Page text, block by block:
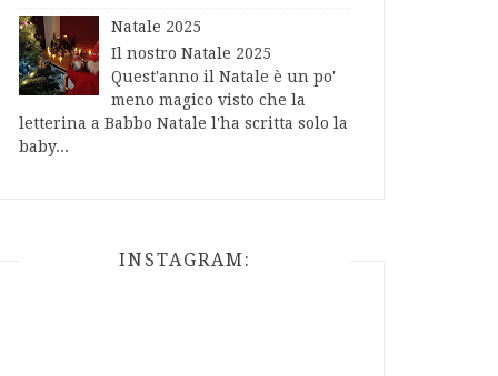
Natale 2025
Il nostro Natale 2025
Quest'anno il Natale è un po'
meno magico visto che la
letterina a Babbo Natale l'ha scritta solo la
baby...
INSTAGRAM: